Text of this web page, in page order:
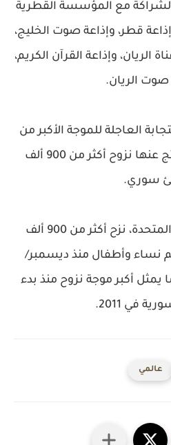
مع المؤسسة القطرية
قطر، وإذاعة صوت الخليج،
الريان، وإذاعة القرآن الكريم،
صوت الريان.
العاجلة للموجة الأكبر من
النزوح منذ 2011، حيث نتج عنها نزوح أكثر من 900 ألف
سوري.
وحسب تقديرات الأمم المتحدة، نزح أكثر من 900 ألف
منهم نساء وأطفال منذ ديسمبر/
2019، وهو ما يمثل أكبر موجة نزوح منذ بدء
في 2011.
عالمي